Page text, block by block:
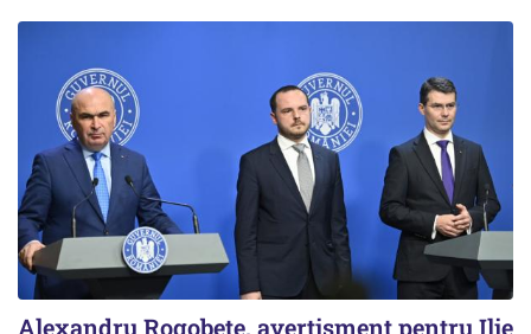
Alexandru Rogobete, avertisment pentru Ilie